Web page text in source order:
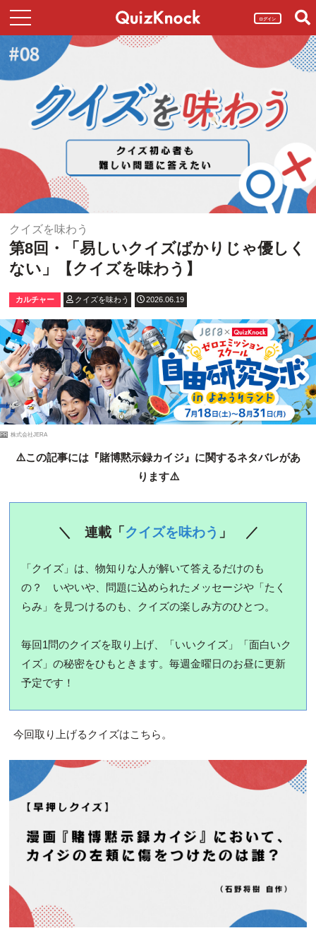
ログイン
クイズを味わう
第8回・「易しいクイズばかりじゃ優しく
ない」【クイズを味わう】
カルチャー クイズを味わう 2026.06.19
PR 株式会社JERA
⚠️この記事には『賭博黙示録カイジ』に関するネタバレがあ
ります⚠️
＼ 連載「クイズを味わう 」 ／
「クイズ」は、物知りな人が解いて答えるだけのも
の？ いやいや、問題に込められたメッセージや「たく
らみ」を見つけるのも、クイズの楽しみ方のひとつ。
毎回1問のクイズを取り上げ、「いいクイズ」「面白いク
イズ」の秘密をひもときます。毎週金曜日のお昼に更新
予定です！
今回取り上げるクイズはこちら。